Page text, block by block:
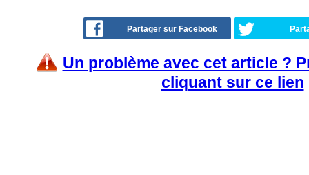
Partager sur Facebook
Un problème avec cet article ?
cliquant sur ce lien